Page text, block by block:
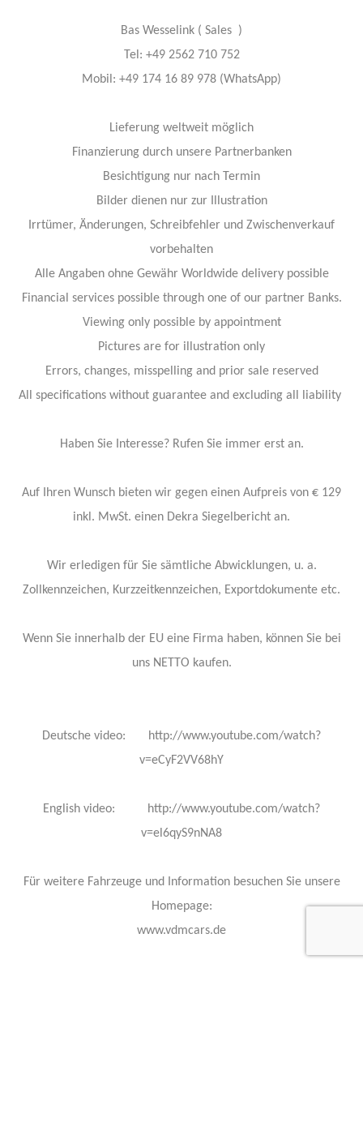
Bas Wesselink ( Sales )
Tel: +49 2562 710 752
Mobil: +49 174 16 89 978 (WhatsApp)
Lieferung weltweit möglich
Finanzierung durch unsere Partnerbanken
Besichtigung nur nach Termin
Bilder dienen nur zur Illustration
Irrtümer, Änderungen, Schreibfehler und Zwischenverkauf
vorbehalten
Alle Angaben ohne Gewähr Worldwide delivery possible
Financial services possible through one of our partner Banks.
Viewing only possible by appointment
Pictures are for illustration only
Errors, changes, misspelling and prior sale reserved
All specifications without guarantee and excluding all liability
Haben Sie Interesse? Rufen Sie immer erst an.
Auf Ihren Wunsch bieten wir gegen einen Aufpreis von € 129
inkl. MwSt. einen Dekra Siegelbericht an.
Wir erledigen für Sie sämtliche Abwicklungen, u. a.
Zollkennzeichen, Kurzzeitkennzeichen, Exportdokumente etc.
Wenn Sie innerhalb der EU eine Firma haben, können Sie bei
uns NETTO kaufen.
Deutsche video: http://www.youtube.com/watch?
v=eCyF2VV68hY
English video: http://www.youtube.com/watch?
v=el6qyS9nNA8
Für weitere Fahrzeuge und Information besuchen Sie unsere
Homepage:
www.vdmcars.de